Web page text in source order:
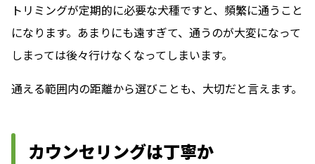
トリミングが定期的に必要な犬種ですと、頻繁に通うこと
になります。あまりにも遠すぎて、通うのが大変になって
しまっては後々行けなくなってしまいます。
通える範囲内の距離から選びことも、大切だと言えます。
カウンセリングは丁寧か